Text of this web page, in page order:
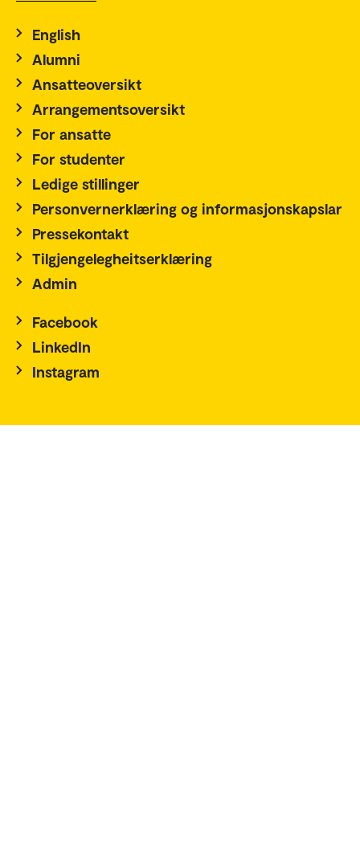
English
Alumni
Ansatteoversikt
Arrangementsoversikt
For ansatte
For studenter
Ledige stillinger
Personvernerklæring og informasjonskapslar
Pressekontakt
Tilgjengelegheitserklæring
Admin
Facebook
LinkedIn
Instagram